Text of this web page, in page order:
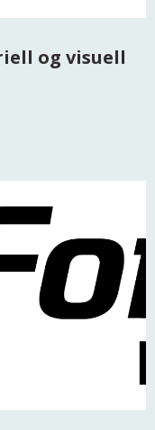
og visuell